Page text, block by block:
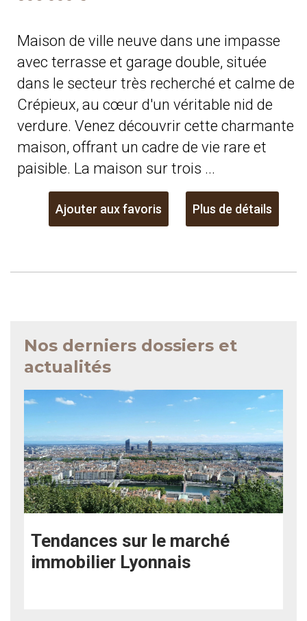
Maison de ville neuve dans une impasse
avec terrasse et garage double, située
dans le secteur très recherché et calme de
Crépieux, au cœur d'un véritable nid de
verdure. Venez découvrir cette charmante
maison, offrant un cadre de vie rare et
paisible. La maison sur trois ...
Ajouter aux favoris Plus de détails
Nos derniers dossiers et
actualités
Tendances sur le marché
immobilier Lyonnais